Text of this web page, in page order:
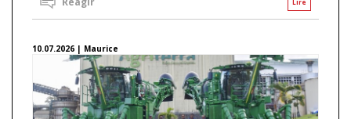
Lire
10.07.2026 | Maurice